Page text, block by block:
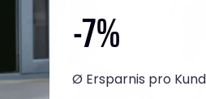
-7%
Ø Ersparnis pro